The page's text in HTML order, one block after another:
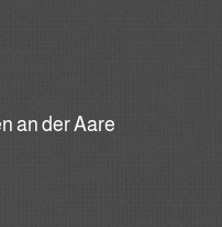
an der Aare